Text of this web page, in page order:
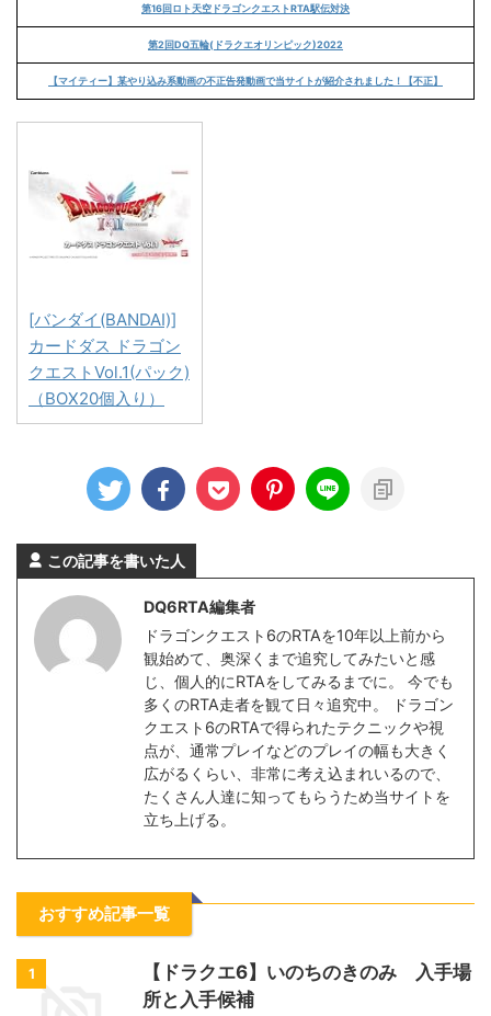
第16回ロト天空ドラゴンクエストRTA駅伝対決
第2回DQ五輪(ドラクエオリンピック)2022
【マイティー】某やり込み系動画の不正告発動画で当サイトが紹介されました！【不正】
[バンダイ(BANDAI)]
カードダス ドラゴン
クエストVol.1(パック)
（BOX20個入り）
この記事を書いた人
DQ6RTA編集者
ドラゴンクエスト6のRTAを10年以上前から
観始めて、奥深くまで追究してみたいと感
じ、個人的にRTAをしてみるまでに。 今でも
多くのRTA走者を観て日々追究中。 ドラゴン
クエスト6のRTAで得られたテクニックや視
点が、通常プレイなどのプレイの幅も大きく
広がるくらい、非常に考え込まれいるので、
たくさん人達に知ってもらうため当サイトを
立ち上げる。
おすすめ記事一覧
1
【ドラクエ6】いのちのきのみ 入手場
所と入手候補